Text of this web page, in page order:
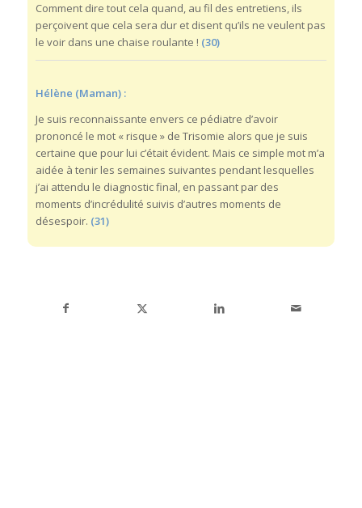
Comment dire tout cela quand, au fil des entretiens, ils
perçoivent que cela sera dur et disent qu’ils ne veulent pas
le voir dans une chaise roulante ! (30)
Hélène (Maman) :
Je suis reconnaissante envers ce pédiatre d’avoir
prononcé le mot « risque » de Trisomie alors que je suis
certaine que pour lui c’était évident. Mais ce simple mot m’a
aidée à tenir les semaines suivantes pendant lesquelles
j’ai attendu le diagnostic final, en passant par des
moments d’incrédulité suivis d’autres moments de
désespoir. (31)